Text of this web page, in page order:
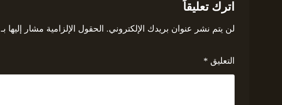
اترك تعليقاً
لن يتم نشر عنوان بريدك الإلكتروني. الحقول الإلزامية مشار إليها بـ
التعليق *